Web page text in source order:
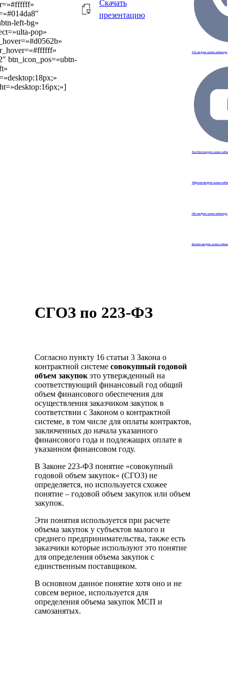
left-bg»
pop»
btn_icon_pos=»ubtn-
Скачать
презентацию
VK смотреть запись вебинара
YouTube смотреть запись
Telegram смотреть запись
OK смотреть запись вебинара
Rutube смотреть запись
СГОЗ по 223-ФЗ
Согласно пункту 16 статьи 3 Закона о
контрактной системе совокупный годовой
объем закупокэто утвержденный на
соответствующий финансовый год общий
объем финансового обеспечения для
осуществления заказчиком закупок в
соответствии с Законом о контрактной
системе, в том числе для оплаты контрактов,
заключенных до начала указанного
финансового года и подлежащих оплате в
указанном финансовом году.
В Законе 223-ФЗ понятие «совокупный
годовой объем закупок» (СГОЗ) не
определяется, но используется схожее
понятие – годовой объем закупок или объем
закупок.
Эти понятия используется при расчете
объема закупок у субъектов малого и
среднего предпринимательства, также есть
заказчики которые используют это понятие
для определения объема закупок с
единственным поставщиком.
В основном данное понятие хотя оно и не
совсем верное, используется для
определения объема закупок МСП и
самозанятых.